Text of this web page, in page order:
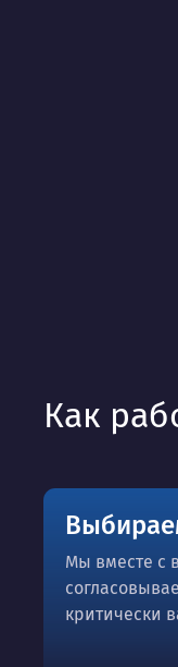
Как
Мы вместе с
критически